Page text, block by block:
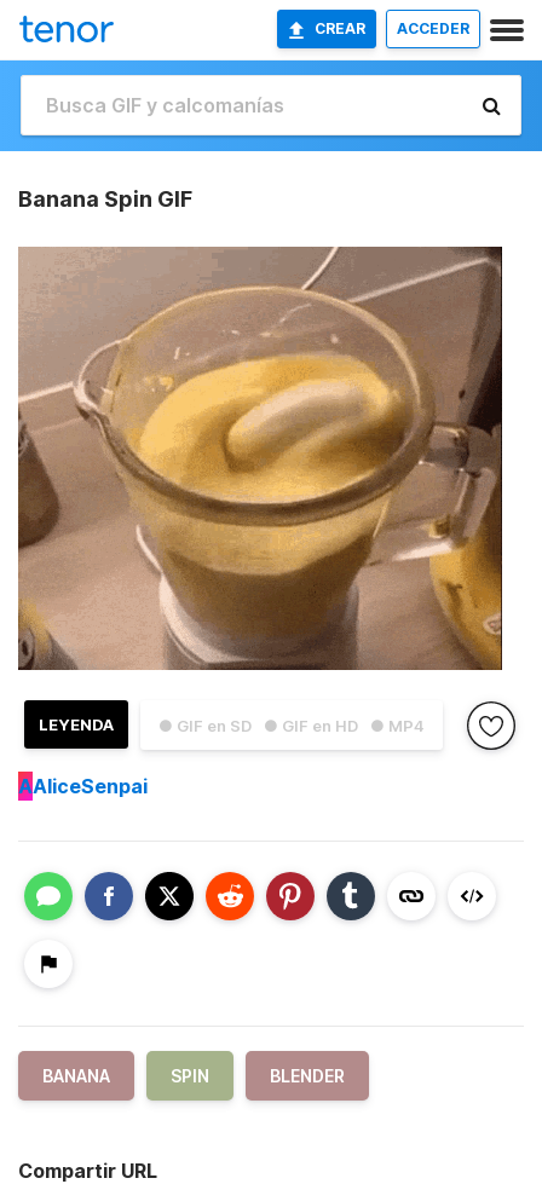
CREAR ACCEDER
Banana Spin GIF
● GIF en SD ● GIF en HD ● MP4
LEYENDA
AAliceSenpai
BANANA SPIN BLENDER
Compartir URL